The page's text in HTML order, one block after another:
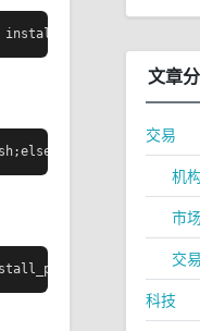
install.sh ed8484bec
wget -O
&& bash
文章
交易
机
市
交
科技